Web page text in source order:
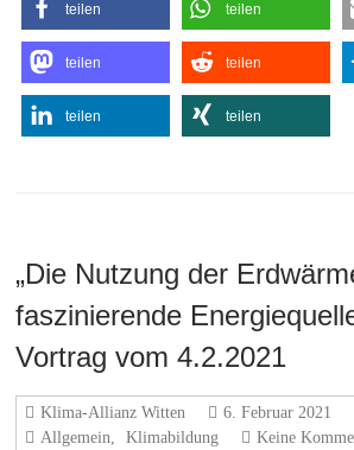
teilen teilen
teilen teilen
teilen teilen
„Die Nutzung der
faszinierende
Vortrag vom 4.2.2021
Klima-Allianz Witten
6. Februar 2021
Allgemein, Klimabildung Keine